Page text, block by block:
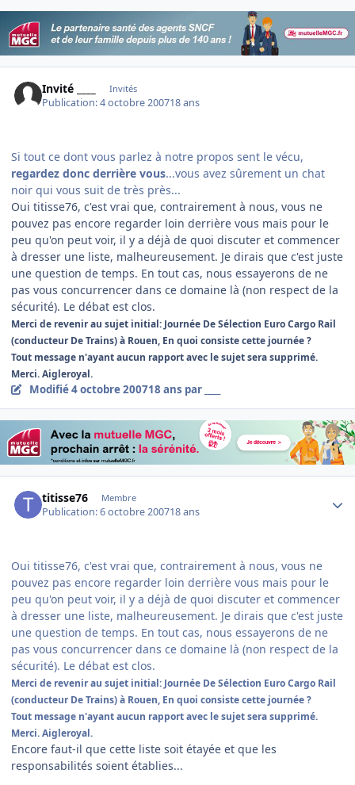
Invité ____ Invités
Publication:4 octobre 200718 ans
Si tout ce dont vous parlez à notre propos sent le vécu,
regardez donc derrière vous...vous avez sûrement un chat
noir qui vous suit de très près...
Oui titisse76, c'est vrai que, contrairement à nous, vous ne
pouvez pas encore regarder loin derrière vous mais pour le
peu qu'on peut voir, il y a déjà de quoi discuter et commencer
à dresser une liste, malheureusement. Je dirais que c'est juste
une question de temps. En tout cas, nous essayerons de ne
pas vous concurrencer dans ce domaine là (non respect de la
sécurité). Le débat est clos.
Merci de revenir au sujet initial: Journée De Sélection Euro Cargo Rail
(conducteur De Trains) à Rouen, En quoi consiste cette journée ?
Tout message n'ayant aucun rapport avec le sujet sera supprimé.
Merci. Aigleroyal.
Modifié4 octobre 200718 ans par ____
titisse76 Membre
Publication:6 octobre 200718 ans
Oui titisse76, c'est vrai que, contrairement à nous, vous ne
pouvez pas encore regarder loin derrière vous mais pour le
peu qu'on peut voir, il y a déjà de quoi discuter et commencer
à dresser une liste, malheureusement. Je dirais que c'est juste
une question de temps. En tout cas, nous essayerons de ne
pas vous concurrencer dans ce domaine là (non respect de la
sécurité). Le débat est clos.
Merci de revenir au sujet initial: Journée De Sélection Euro Cargo Rail
(conducteur De Trains) à Rouen, En quoi consiste cette journée ?
Tout message n'ayant aucun rapport avec le sujet sera supprimé.
Merci. Aigleroyal.
Encore faut-il que cette liste soit étayée et que les
responsabilités soient établies...